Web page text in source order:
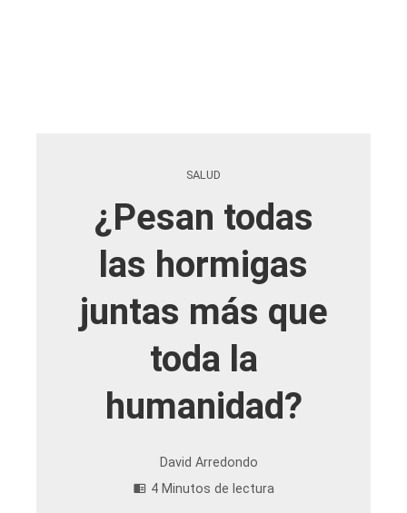
SALUD
¿Pesan todas
las hormigas
juntas más que
toda la
humanidad?
David Arredondo
4 Minutos de lectura